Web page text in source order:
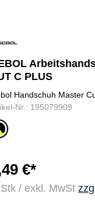
C PLUS
Handschuh Master
Nr.: 195079909
€*
/ exkl. MwSt